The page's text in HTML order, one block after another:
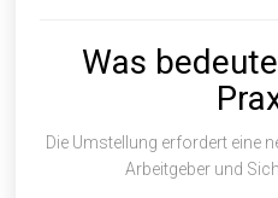
Was
Die Umstellung erfordert eine
Arbeitgeber und